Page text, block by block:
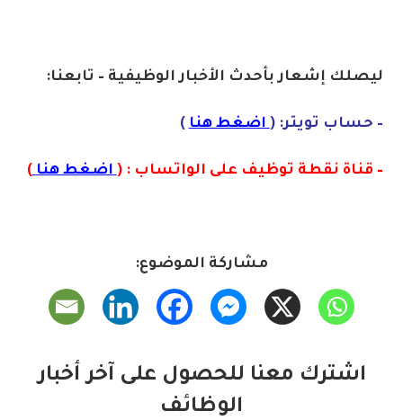
ليصلك إشعاربأحدث الأخبار الوظيفية – تابعنا:
– حساب تويتر: ( اضغط هنا )
– قناة نقطة توظيف على الواتساب : ( اضغط هنا )
مشاركة الموضوع:
اشترك معنا للحصول على آخر أخبار
الوظائف